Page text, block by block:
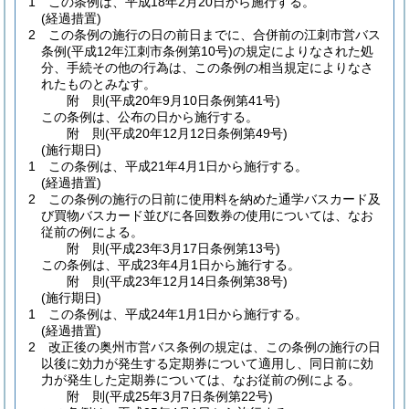
(経過措置)
2
この条例の施行の日の前日までに、合併前の江刺市営バス
条例(平成12年江刺市条例第10号)の規定によりなされた処
分、手続その他の行為は、この条例の相当規定によりなさ
れたものとみなす。
附 則(平成20年9月10日条例第41号)
この条例は、公布の日から施行する。
附 則(平成20年12月12日条例第49号)
(施行期日)
1
この条例は、平成21年4月1日から施行する。
(経過措置)
2
この条例の施行の日前に使用料を納めた通学バスカード及
び買物バスカード並びに各回数券の使用については、なお
従前の例による。
附 則(平成23年3月17日条例第13号)
この条例は、平成23年4月1日から施行する。
附 則(平成23年12月14日条例第38号)
(施行期日)
1
この条例は、平成24年1月1日から施行する。
(経過措置)
2
改正後の奥州市営バス条例の規定は、この条例の施行の日
以後に効力が発生する定期券について適用し、同日前に効
力が発生した定期券については、なお従前の例による。
附 則(平成25年3月7日条例第22号)